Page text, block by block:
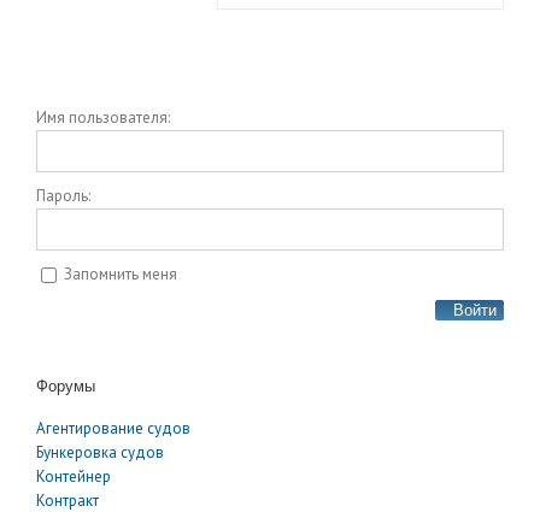
Имя пользователя:
Пароль:
Запомнить меня
Войти
Форумы
Агентирование судов
Бункеровка судов
Контейнер
Контракт